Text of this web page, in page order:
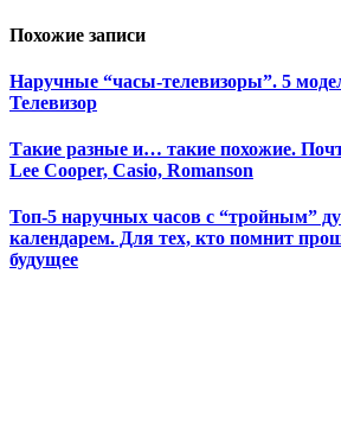
Похожие записи
Наручные “часы-телевизоры”. 5
Телевизор
Такие разные и… такие похожие.
Lee Cooper, Casio, Romanson
Топ-5 наручных часов с “тройным”
календарем. Для тех, кто помнит
будущее